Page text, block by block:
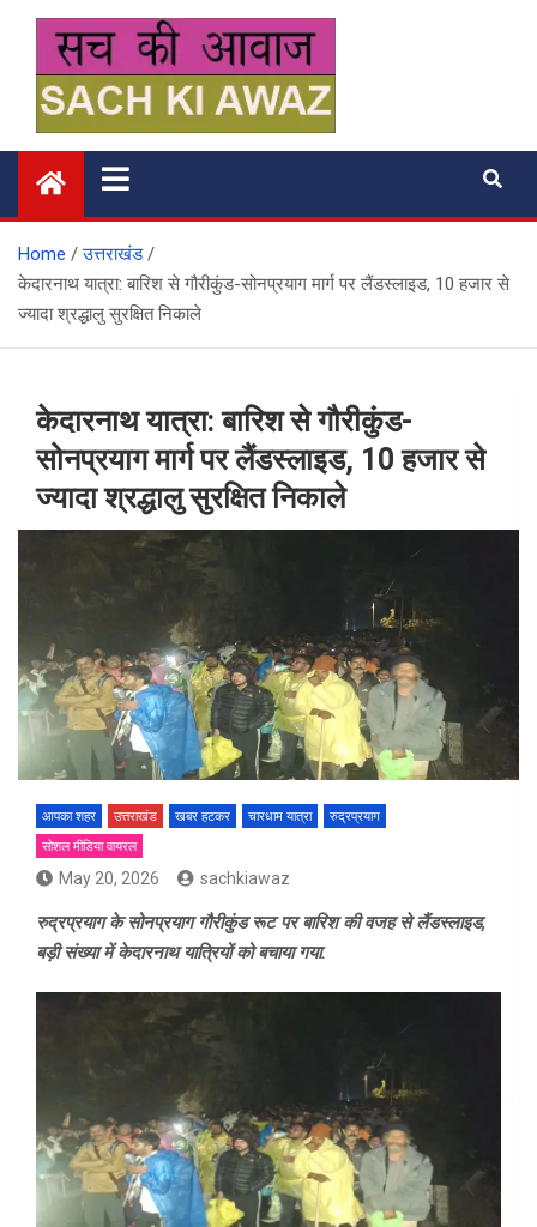
content
सच की आवाज
Home
उत्तराखंड
केदारनाथ यात्रा: बारिश से गौरीकुंड-सोनप्रयाग मार्ग पर लैंडस्लाइड, 10 हजार से
ज्यादा श्रद्धालु सुरक्षित निकाले
केदारनाथ यात्रा: बारिश से गौरीकुंड-
सोनप्रयाग मार्ग पर लैंडस्लाइड, 10 हजार से
ज्यादा श्रद्धालु सुरक्षित निकाले
आपका शहर उत्तराखंड खबर हटकर चारधाम यात्रा
रुद्रप्रयाग
सोशल मीडिया वायरल
May 20, 2026 sachkiawaz
रुद्रप्रयाग के सोनप्रयाग गौरीकुंड रूट पर बारिश की वजह से लैंडस्लाइड,
बड़ी संख्या में केदारनाथ यात्रियों को बचाया गया.